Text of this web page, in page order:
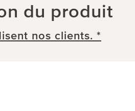
du produit
nos clients. *